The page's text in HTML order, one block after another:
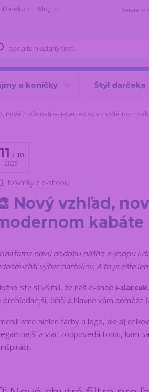
i-Darek.cz
Blog
Neviete
a koníčky Štýl darčeka
nové možnosti — i-darcek.sk v modernom
11
10
2025
Novinky z e-shopu
Nový vzhľad,
kabáte
novú podobu nášho e-shopu i-
výber darčekov. A to je ešte
ste si všimli, že náš e-shop i-
prehľadnejší, ľahší a hlavne vám pomôže
sme nielen farby a logo, ale aj
a viac zodpovedá tomu, kam